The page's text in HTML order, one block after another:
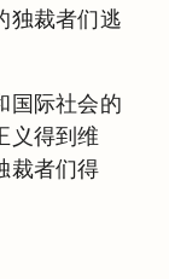
独裁者们逃
国际社会的
义得到维
裁者们得